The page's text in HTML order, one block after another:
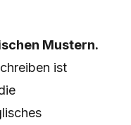
Mustern.
ist